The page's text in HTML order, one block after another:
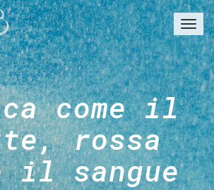
come il
rossa
il sangue